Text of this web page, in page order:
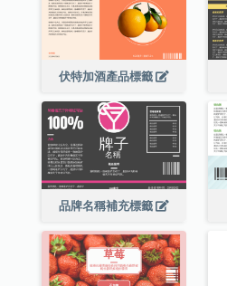
伏特加酒產品標籤
品牌名稱補充標籤